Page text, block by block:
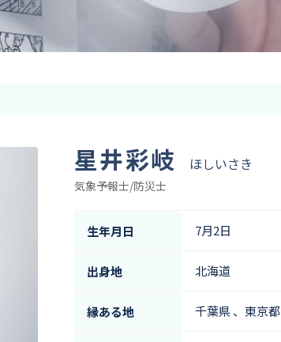
星井彩岐 ほしいさき
気象予報士/防災士
生年月日 7月2日
出身地 北海道
縁ある地 千葉県 、東京都